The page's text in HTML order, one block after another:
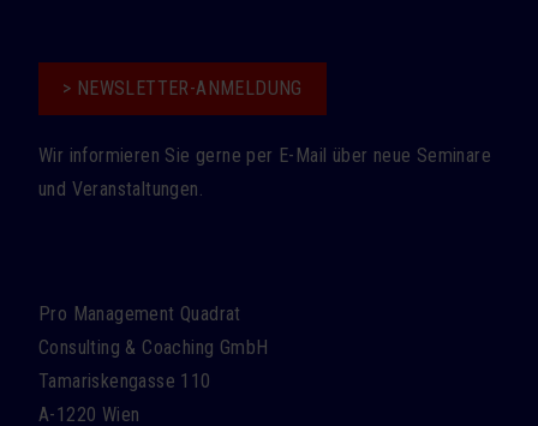
> NEWSLETTER-ANMELDUNG
Wir informieren Sie gerne per E-Mail über neue Seminare
und Veranstaltungen.
Pro Management Quadrat
Consulting & Coaching GmbH
Tamariskengasse 110
A-1220 Wien